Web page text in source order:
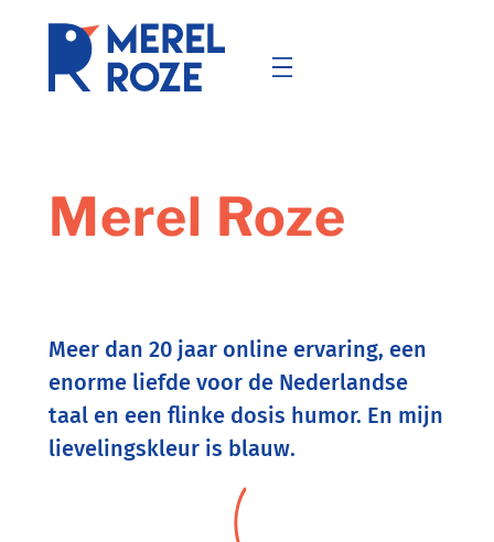
Merel Roze
Meer dan 20 jaar online ervaring, een
enorme liefde voor de Nederlandse
taal en een flinke dosis humor. En mijn
lievelingskleur is blauw.